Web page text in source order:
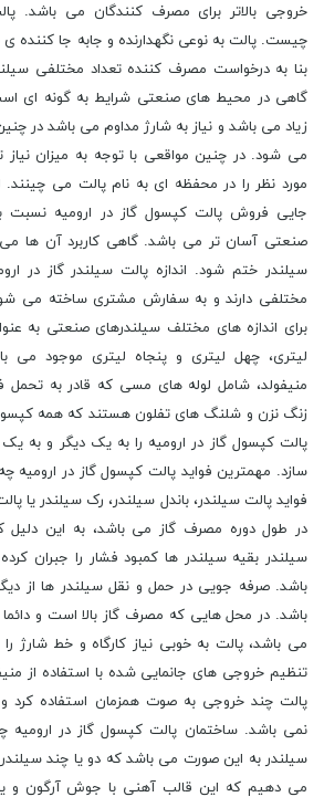
خروجی بالاتر برای مصرف کنندگان می باشد.
چیست. پالت به نوعی نگهدارنده و جابه جا کننده
بنا به درخواست مصرف کننده تعداد مختلفی
گاهی در محیط های صنعتی شرایط به گونه ای
زیاد می باشد و نیاز به شارژ مداوم می باشد در
می شود. در چنین مواقعی با توجه به میزان نیاز
مورد نظر را در محفظه ای به نام پالت می
جایی فروش پالت کپسول گاز در ارومیه نسبت
صنعتی آسان تر می باشد. گاهی کاربرد آن ها می
سیلندر ختم شود. اندازه پالت سیلندر گاز در
مختلفی دارند و به سفارش مشتری ساخته می
برای اندازه های مختلف سیلندرهای صنعتی به
لیتری، چهل لیتری و پنجاه لیتری موجود می
منیفولد، شامل لوله های مسی که قادر به تحمل
زنگ نزن و شلنگ های تفلون هستند که همه
پالت کپسول گاز در ارومیه را به یک دیگر و به
سازد. مهمترین فواید پالت کپسول گاز در ارومیه
فواید پالت سیلندر، باندل سیلندر، رک سیلندر یا
در طول دوره مصرف گاز می باشد، به این
سیلندر بقیه سیلندر ها کمبود فشار را جبران
باشد. صرفه جویی در حمل و نقل سیلندر ها از
باشد. در محل هایی که مصرف گاز بالا است و
می باشد، پالت به خوبی نیاز کارگاه و خط شارژ
تنظیم خروجی های جانمایی شده با استفاده از
پالت چند خروجی به صوت همزمان استفاده کرد
نمی باشد. ساختمان پالت کپسول گاز در
سیلندر به این صورت می باشد که دو یا چند سیلندر
می دهیم که این قالب آهنی با جوش آرگون و